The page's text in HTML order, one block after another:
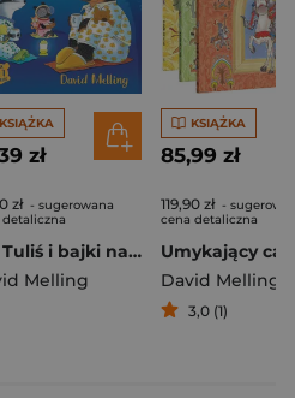
KSIĄŻKA
zł
zł - sugerowana
Miś Tuliś i bajki na dobranoc pod namiotem
Melling
KSIĄŻKA
85,99 zł
119,90 zł -
cena detaliczna
David Melling
3,0 (1)